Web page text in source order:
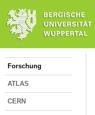
Forschung
ATLAS
CERN